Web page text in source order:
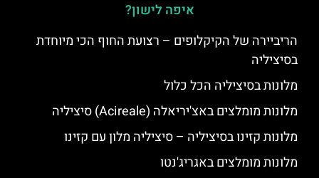
איפה לישון?
הריביירה של הקיקלופים – רצועת החוף הכי מיוחדת
בסיציליה
מלונות בסיציליה הכל כלול
מלונות מומלצים באצ'יריאלה (Acireale) סיציליה
מלונות קזינו בסיציליה – סיציליה מלון עם קזינו
מלונות מומלצים באגריג'נטו